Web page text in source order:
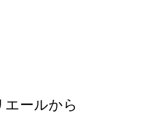
ールから